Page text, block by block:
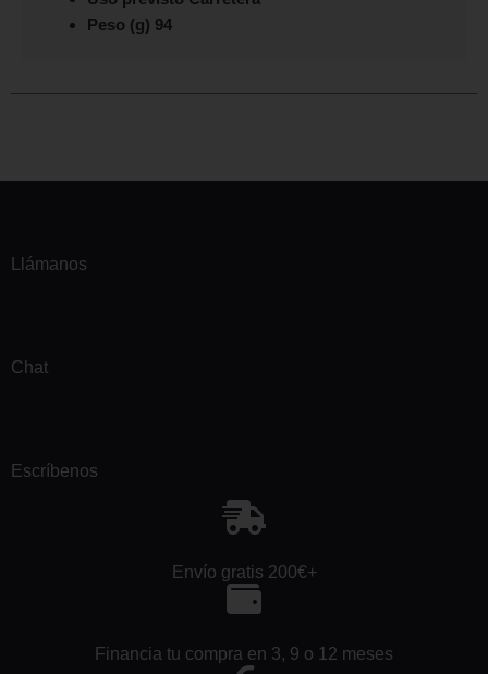
Peso (g) 94
Llámanos
Chat
Escríbenos
Envío gratis 200€+
Financia tu compra en 3, 9 o 12 meses